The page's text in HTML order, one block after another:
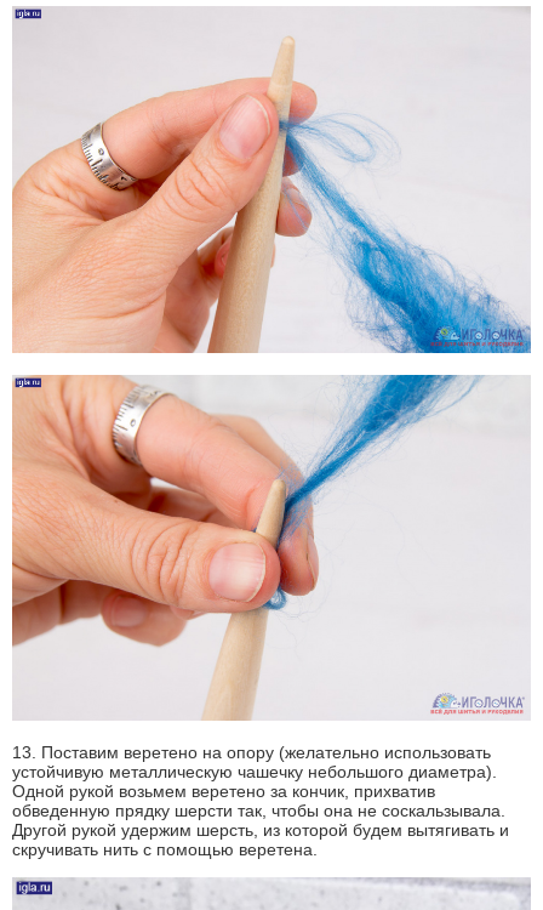
13. Поставим веретено на опору (желательно использовать
устойчивую металлическую чашечку небольшого диаметра).
Одной рукой возьмем веретено за кончик, прихватив
обведенную прядку шерсти так, чтобы она не соскальзывала.
Другой рукой удержим шерсть, из которой будем вытягивать и
скручивать нить с помощью веретена.